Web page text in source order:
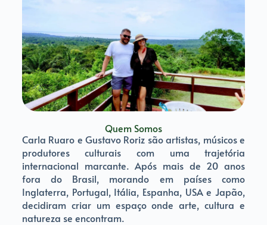
Quem Somos
Carla Ruaro e Gustavo Roriz são artistas, músicos e
produtores culturais com uma trajetória
internacional marcante. Após mais de 20 anos
fora do Brasil, morando em países como
Inglaterra, Portugal, Itália, Espanha, USA e Japão,
decidiram criar um espaço onde arte, cultura e
natureza se encontram.